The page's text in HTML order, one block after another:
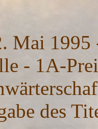
Mai 1995
- 1A-
des